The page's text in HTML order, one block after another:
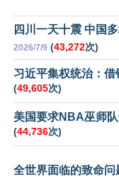
四川一天十震 中国
2026/7/9 (43,272次)
习近平集权统治：
(49,605次)
美国要求NBA巫师
(44,736次)
全世界面临的致命